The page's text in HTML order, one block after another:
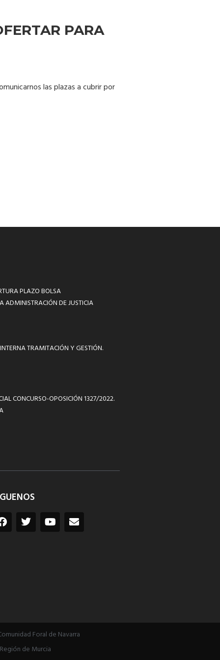
PARA
las plazas a cubrir por
PLAZO BOLSA
ADMINISTRACIÓN DE JUSTICIA
TRAMITACIÓN Y GESTIÓN.
CONCURSO-OPOSICIÓN 1327/2022.
Foral de Navarra
Región de Murcia